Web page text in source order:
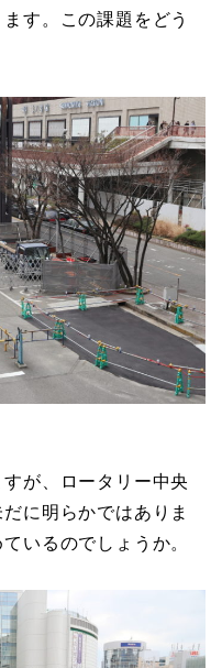
す。この課題をどう
が、ロータリー中央
に明らかではありま
いるのでしょうか。